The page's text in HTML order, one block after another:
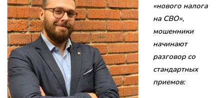
«нового налога
на СВО»,
мошенники
начинают
разговор со
стандартных
приемов: